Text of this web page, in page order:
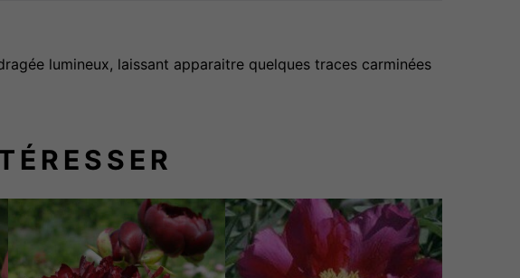
lumineux, laissant apparaitre quelques traces carminées